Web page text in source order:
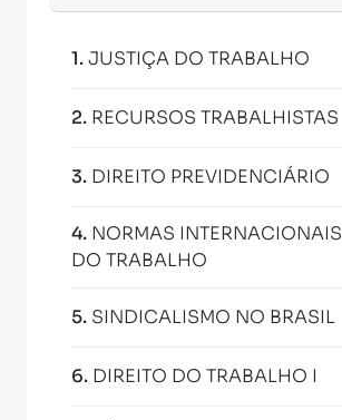
1.JUSTIÇA DO TRABALHO
2. RECURSOS TRABALHISTAS
3. DIREITO PREVIDENCIÁRIO
4. NORMAS INTERNACIONAIS
DO TRABALHO
5. SINDICALISMO NO BRASIL
6. DIREITO DO TRABALHO I